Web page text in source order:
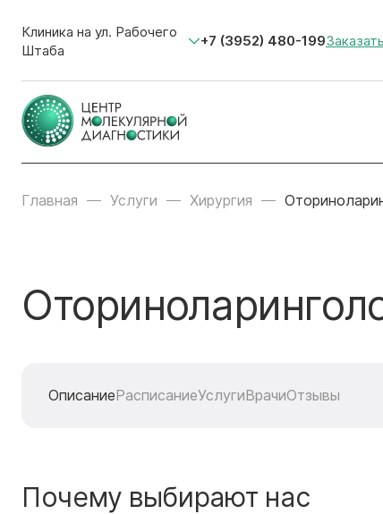
Клиника на ул. Рабочего
Штаба
+7 (3952) 480-199
Главная Услуги Хирургия
ОписаниеРасписаниеУслугиВрачиОтзывы
Почему выбирают нас